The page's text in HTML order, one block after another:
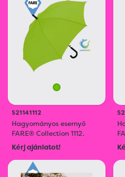
S21141112
Hagyományos esernyő
FARE® Collection 1112.
Kérj ajánlatot!